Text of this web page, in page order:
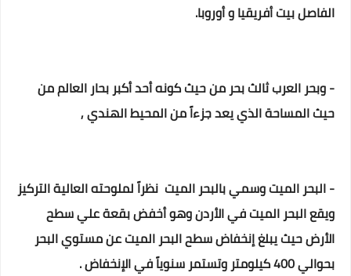
الفاصل بيت أفريقيا و أوروبا.
- وبحر العرب ثالث بحر من حيث كونه أحد أكبر بحار العالم من
حيث المساحة الذي يعد جزءاً من المحيط الهندي ,
- البحر الميت وسمي بالبحر الميت نظراً لملوحته العالية التركيز
ويقع البحر الميت في الأردن وهو أخفض بقعة علي سطح
الأرض حيث يبلغ إنخفاض سطح البحر الميت عن مستوي البحر
بحوالي 400 كيلومتر وتستمر سنوياً في الإنخفاض .